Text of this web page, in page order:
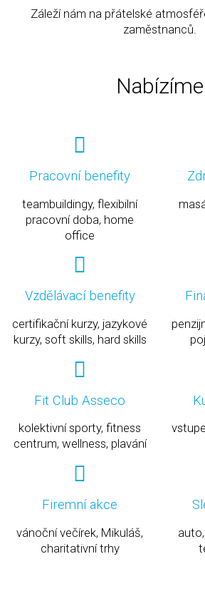
Záleží nám na přátelské
zaměstnanců.
Nabízíme
Pracovní benefity
teambuildingy, flexibilní
pracovní doba, home
office
Vzdělávací benefity
certifikační kurzy, jazykové
kurzy, soft skills, hard skills
Fit Club Asseco
kolektivní sporty, fitness
centrum, wellness, plavání
Firemní akce
vánoční večírek, Mikuláš,
charitativní trhy